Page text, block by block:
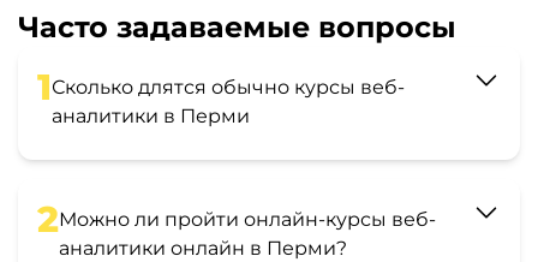
Часто задаваемые вопросы
1Сколько длятся обычно курсы веб-
аналитики в Перми
2Можно ли пройти онлайн-курсы веб-
аналитики онлайн в Перми?